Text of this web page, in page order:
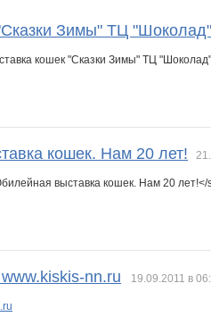
Зимы" ТЦ "Шоколад"
кошек "Сказки Зимы" ТЦ
кошек. Нам 20 лет!
выставка кошек. Нам 20 лет!</
nn.ru 19.09.2011 в